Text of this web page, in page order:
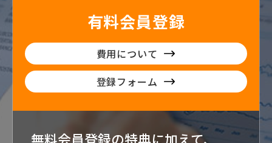
有料会員登録
費用について
登録フォーム
無料会員登録の特典に加えて、